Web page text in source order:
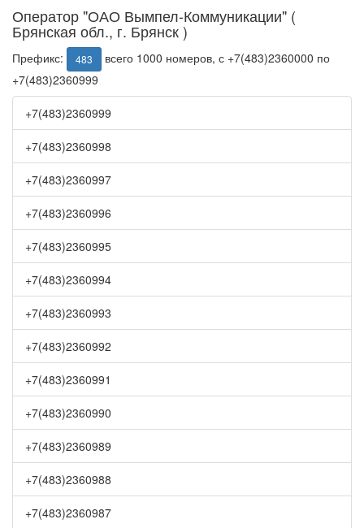
Оператор "ОАО Вымпел-Коммуникации" (
Брянская обл., г. Брянск )
Префикс: 483
всего 1000 номеров, с +7(483)2360000 по
+7(483)2360999
+7(483)2360999
+7(483)2360998
+7(483)2360997
+7(483)2360996
+7(483)2360995
+7(483)2360994
+7(483)2360993
+7(483)2360992
+7(483)2360991
+7(483)2360990
+7(483)2360989
+7(483)2360988
+7(483)2360987